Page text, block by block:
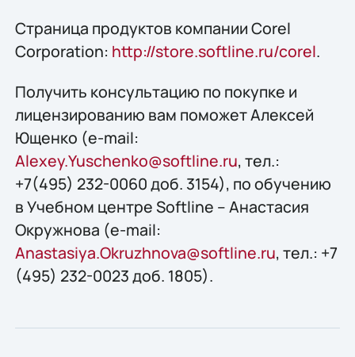
Страница продуктов компании Corel
Corporation: http://store.softline.ru/corel.
Получить консультацию по покупке и
лицензированию вам поможет Алексей
Ющенко (e-mail:
Alexey.Yuschenko@softline.ru, тел.:
+7(495) 232-0060 доб. 3154), по обучению
в Учебном центре Softline – Анастасия
Окружнова (e-mail:
Anastasiya.Okruzhnova@softline.ru, тел.: +7
(495) 232-0023 доб. 1805).